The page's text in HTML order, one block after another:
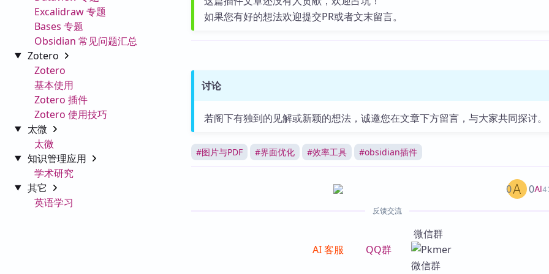
Excalidraw 专题
Bases 专题
Obsidian 常见问题汇总
Zotero
Zotero
基本使用
Zotero 插件
Zotero 使用技巧
太微
太微
知识管理应用
学术研究
其它
英语学习
如果您有好的想法欢迎提交PR或者文末留言。
讨论
若阁下有独到的见解或新颖的想法，诚邀您在文章下方留言，与大家共同探讨。
#图片与PDF #界面优化 #效率工具 #obsidian插件
AI
0 0
反馈交流
AI 客服 QQ群
微信群